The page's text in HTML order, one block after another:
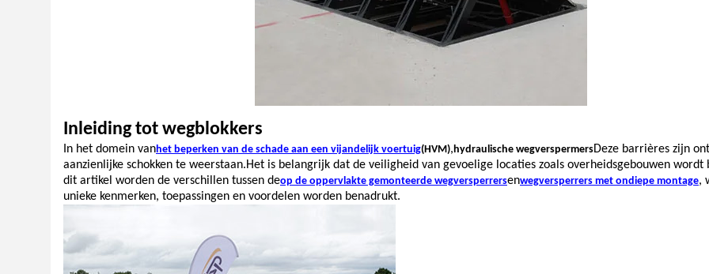
Inleiding tot wegblokkers
In het domein vanhet beperken van de schade aan een vijandelijk voertuig(HVM),hydraulische wegverspermersDeze barrières zijn
aanzienlijke schokken te weerstaan.Het is belangrijk dat de veiligheid van gevoelige locaties zoals overheidsgebouwen wordt
dit artikel worden de verschillen tussen deop de oppervlakte gemonteerde wegversperrersenwegversperrers met ondiepe montage,
unieke kenmerken, toepassingen en voordelen worden benadrukt.